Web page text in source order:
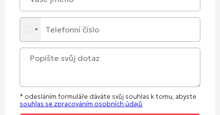
* odesláním formuláře dáváte svůj souhlas k tomu, abyste
souhlas se zpracováním osobních údajů